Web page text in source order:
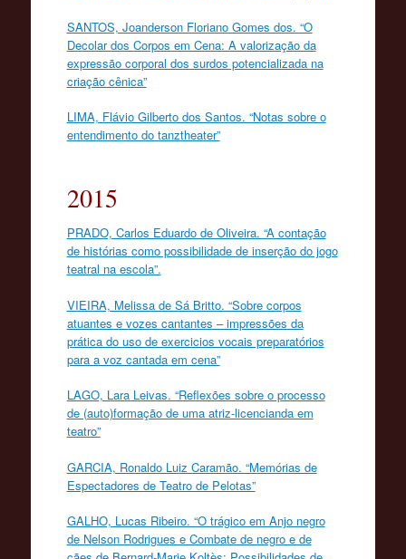
SANTOS, Joanderson Floriano Gomes dos. “O
Decolar dos Corpos em Cena: A valorização da
expressão corporal dos surdos potencializada na
criação cênica”
LIMA, Flávio Gilberto dos Santos. “Notas sobre o
entendimento do tanztheater”
2015
PRADO, Carlos Eduardo de Oliveira. “A contação
de histórias como possibilidade de inserção do jogo
teatral na escola”.
VIEIRA, Melissa de Sá Britto. “Sobre corpos
atuantes e vozes cantantes – impressões da
prática do uso de exercicios vocais preparatórios
para a voz cantada em cena”
LAGO, Lara Leivas. “Reflexões sobre o processo
de (auto)formação de uma atriz-licencianda em
teatro”
GARCIA, Ronaldo Luiz Caramão. “Memórias de
Espectadores de Teatro de Pelotas”
GALHO, Lucas Ribeiro. “O trágico em Anjo negro
de Nelson Rodrigues e Combate de negro e de